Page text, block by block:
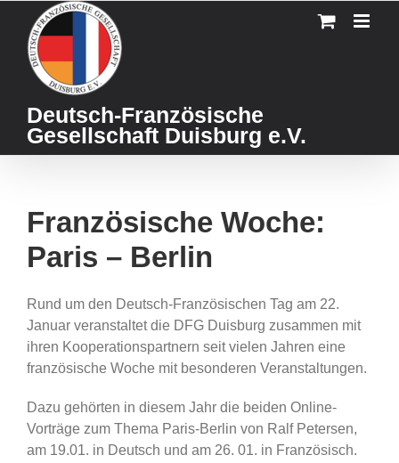
content
Deutsch-Französische
Gesellschaft Duisburg e.V.
Französische Woche:
Paris – Berlin
Rund um den Deutsch-Französischen Tag am 22.
Januar veranstaltet die DFG Duisburg zusammen mit
ihren Kooperationspartnern seit vielen Jahren eine
französische Woche mit besonderen Veranstaltungen.
Dazu gehörten in diesem Jahr die beiden Online-
Vorträge zum Thema Paris-Berlin von Ralf Petersen,
am 19.01. in Deutsch und am 26. 01. in Französisch.